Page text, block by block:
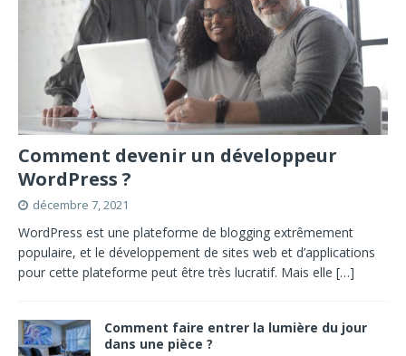
Comment devenir un développeur
WordPress ?
décembre 7, 2021
WordPress est une plateforme de blogging extrêmement
populaire, et le développement de sites web et d’applications
pour cette plateforme peut être très lucratif. Mais elle […]
Comment faire entrer la lumière du jour
dans une pièce ?